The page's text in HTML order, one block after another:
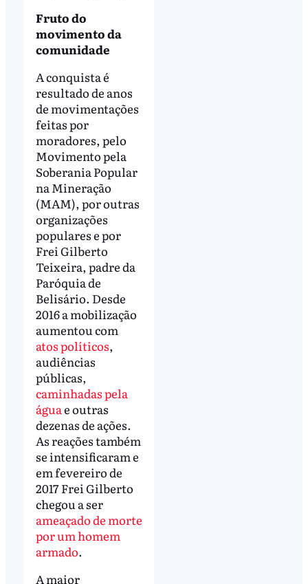
Fruto do
movimento da
comunidade
A conquista é
resultado de anos
de movimentações
feitas por
moradores, pelo
Movimento pela
Soberania Popular
na Mineração
(MAM), por outras
organizações
populares e por
Frei Gilberto
Teixeira, padre da
Paróquia de
Belisário. Desde
2016 a mobilização
aumentou com
atos políticos,
audiências
públicas,
caminhadas pela
águae outras
dezenas de ações.
As reações também
se intensificaram e
em fevereiro de
2017 Frei Gilberto
chegou a ser
ameaçado de morte
por um homem
armado.
A maior